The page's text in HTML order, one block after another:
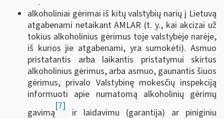
alkoholiniai gėrimai iš kitų valstybių narių į Lietuvą
atgabenami netaikant AMLAR (t. y., kai akcizai už
tokius alkoholinius gėrimus toje valstybėje narėje,
iš kurios jie atgabenami, yra sumokėti). Asmuo
pristatantis arba laikantis pristatymui skirtus
alkoholinius gėrimus, arba asmuo, gaunantis šiuos
gėrimus, privalo Valstybinę mokesčių inspekciją
informuoti apie numatomą alkoholinių gėrimų
gavimą
[7]
ir laidavimu (garantija) ar piniginiu